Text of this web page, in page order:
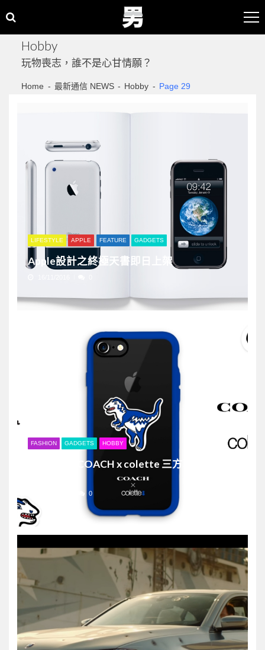
to
navigation
to
contentHobby
玩物喪志，誰不是心甘情願？
Home 最新通信 NEWS Hobby Page 29
LIFESTYLE APPLE FEATURE GADGETS
Apple設計之終極天書即日上架
FASHION GADGETS HOBBY
Casetify x COACH x colette 三方聯乘iPhone
0